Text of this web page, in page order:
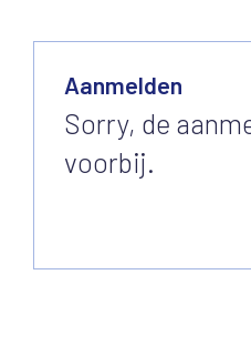
Aanmelden
Sorry, de
voorbij.